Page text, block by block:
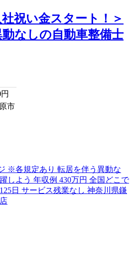
祝い金スタート！＞
なしの自動車整備士
円
市